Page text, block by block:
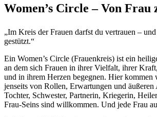
Women’s Circle – Von Frau
„Im Kreis der Frauen darfst du vertrauen –
gestützt.“
Ein Women’s Circle (Frauenkreis) ist ein
an dem sich Frauen in ihrer Vielfalt, ihrer
und in ihrem Herzen begegnen. Hier kommen
jenseits von Rollen, Erwartungen und äußeren
Tochter, Schwester, Partnerin, Kriegerin,
Frau-Seins sind willkommen. Und jede Frau